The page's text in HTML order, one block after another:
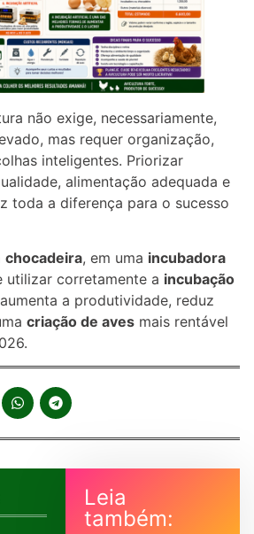
não exige, necessariamente,
mas requer organização,
inteligentes. Priorizar
alimentação adequada e
toda a diferença para o sucesso
chocadeira, em uma incubadora
utilizar corretamente a incubação
a produtividade, reduz
criação de aves mais rentável
Leia
também: